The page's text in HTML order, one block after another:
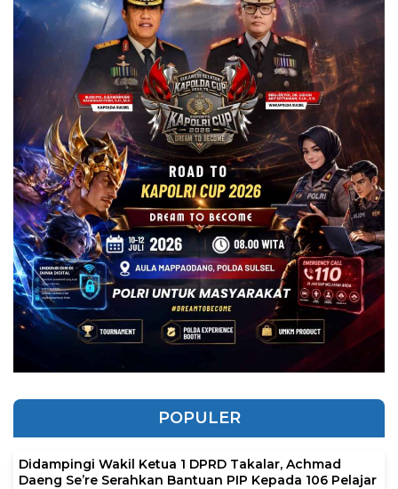
POPULER
Didampingi Wakil Ketua 1 DPRD Takalar, Achmad
Daeng Se’re Serahkan Bantuan PIP Kepada 106 Pelajar